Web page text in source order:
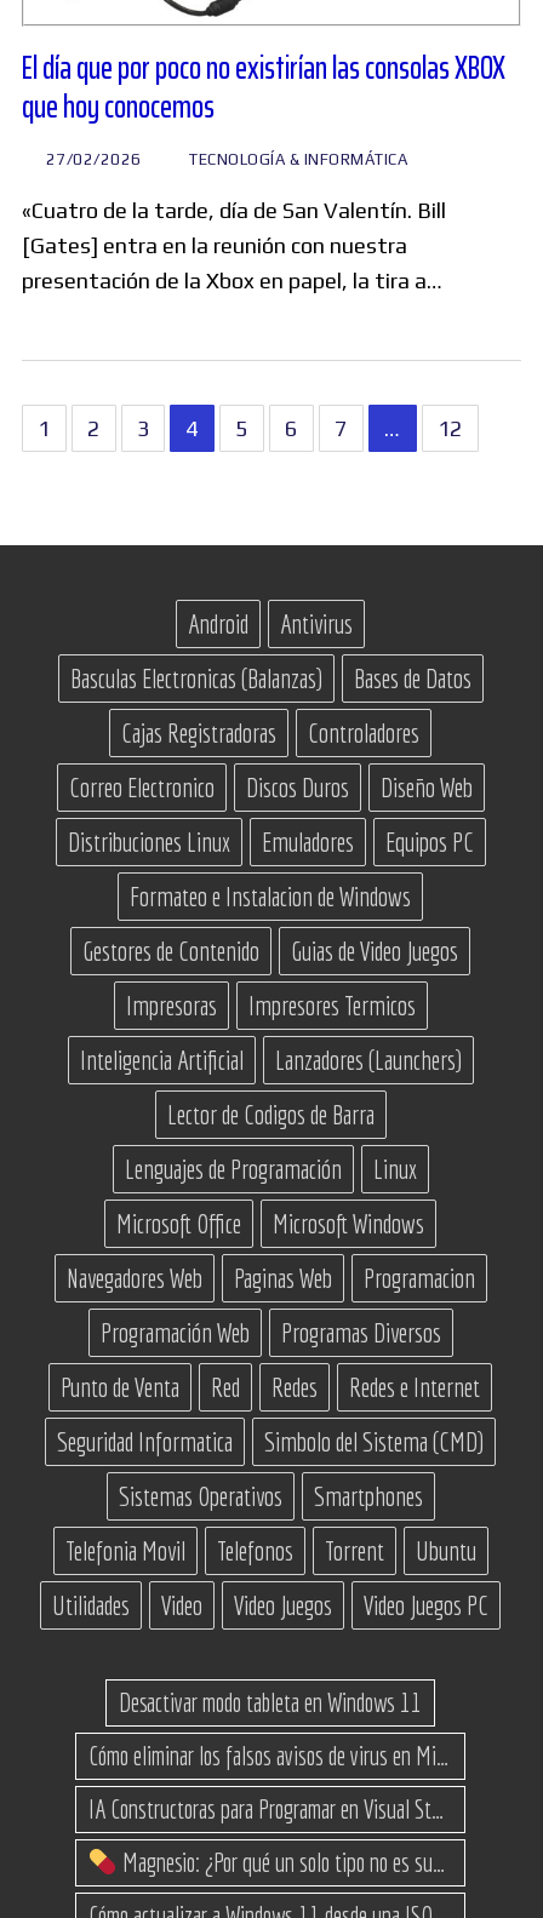
El día que por poco no existirían las consolas XBOX
que hoy conocemos
27/02/2026 TECNOLOGÍA & INFORMÁTICA
«Cuatro de la tarde, día de San Valentín. Bill
[Gates] entra en la reunión con nuestra
presentación de la Xbox en papel, la tira a…
Paginación
de
1 2 3 4 5 6 7 … 12
Android
Antivirus
Basculas Electronicas (Balanzas)
Bases de Datos
Cajas Registradoras
Controladores
Correo Electronico
Discos Duros
Diseño Web
Distribuciones Linux
Emuladores
Equipos PC
Formateo e Instalacion de Windows
Gestores de Contenido
Guias de Video Juegos
Impresoras
Impresores Termicos
Inteligencia Artificial
Lanzadores (Launchers)
Lector de Codigos de Barra
Lenguajes de Programación
Linux
Microsoft Office
Microsoft Windows
Navegadores Web
Paginas Web
Programacion
Programación Web
Programas Diversos
Punto de Venta
Red Redes
Redes e Internet
Seguridad Informatica
Simbolo del Sistema (CMD)
Sistemas Operativos
Smartphones
Telefonia Movil
Telefonos Torrent
Ubuntu
Utilidades
Video Video Juegos Video Juegos PC
Desactivar modo tableta en Windows 11
Magnesio: ¿Por qué un solo tipo no es suficiente? (Guía de variantes)